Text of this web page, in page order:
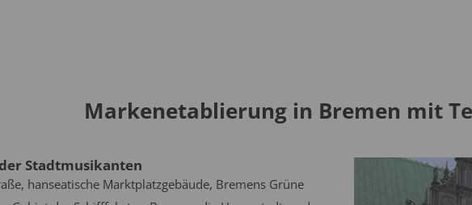
Markenetablierung in Bremen mit
Stadtmusikanten
hanseatische Marktplatzgebäude, Bremens Grüne